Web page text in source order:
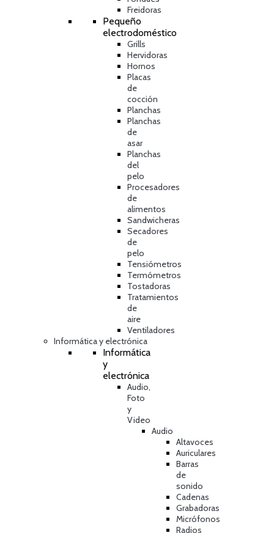
Freidoras
Pequeño
electrodoméstico
Grills
Hervidoras
Hornos
Placas
de
cocción
Planchas
Planchas
de
asar
Planchas
del
pelo
Procesadores
de
alimentos
Sandwicheras
Secadores
de
pelo
Tensiómetros
Termómetros
Tostadoras
Tratamientos
de
aire
Ventiladores
Informática y electrónica
Informática
y
electrónica
Audio,
Foto
y
Video
Audio
Altavoces
Auriculares
Barras
de
sonido
Cadenas
Grabadoras
Micrófonos
Radios